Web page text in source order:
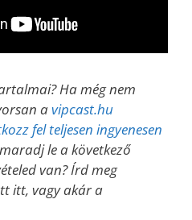
Ha még nem
avipcast.hu
fel teljesen ingyenesen
le a következő
van? Írd meg
itt, vagy akár a